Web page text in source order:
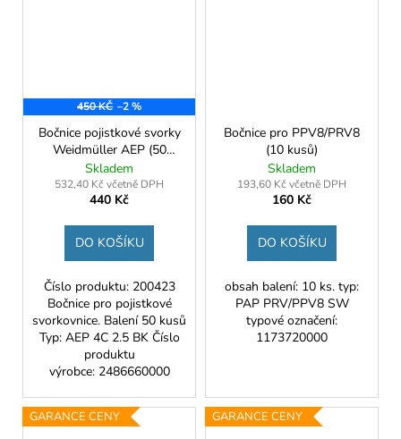
450 KČ –2 %
Bočnice pojistkové svorky
Weidmüller AEP (50
kusů)
Skladem
532,40 Kč včetně DPH
440 Kč
DO KOŠÍKU
Číslo produktu: 200423
Bočnice pro pojistkové
svorkovnice. Balení 50 kusů
Typ: AEP 4C 2.5 BK Číslo
produktu
výrobce: 2486660000
Bočnice pro PPV8/PRV8
(10 kusů)
Skladem
193,60 Kč včetně DPH
160 Kč
DO KOŠÍKU
obsah balení: 10 ks. typ:
PAP PRV/PPV8 SW
typové označení:
1173720000
GARANCE CENY GARANCE CENY